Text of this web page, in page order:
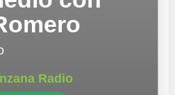
Radio